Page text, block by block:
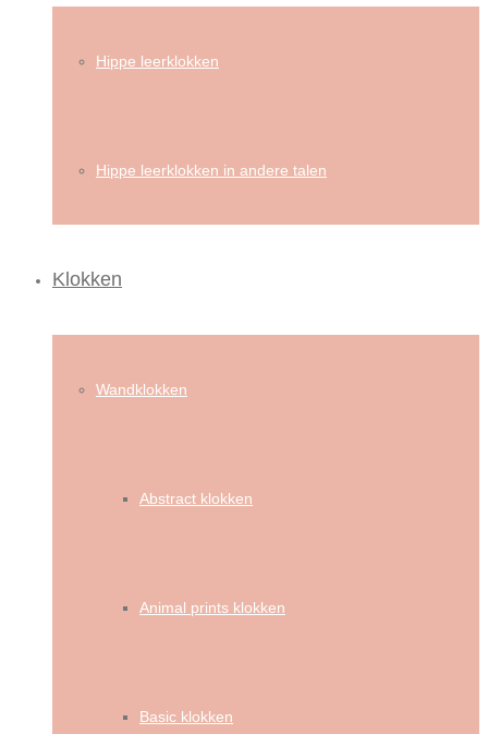
Hippe leerklokken
Hippe leerklokken in andere talen
Klokken
Wandklokken
Abstract klokken
Animal prints klokken
Basic klokken